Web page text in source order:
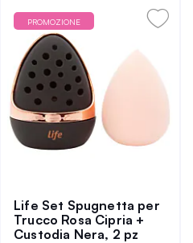
PROMOZIONE
Life Set Spugnetta per
Trucco Rosa Cipria +
Custodia Nera, 2 pz